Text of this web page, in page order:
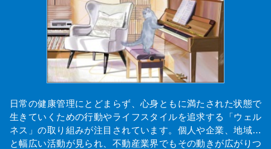
日常の健康管理にとどまらず、心身ともに満たされた状態で
生きていくための行動やライフスタイルを追求する「ウェル
ネス」の取り組みが注目されています。個人や企業、地域…
と幅広い活動が見られ、不動産業界でもその動きが広がりつ